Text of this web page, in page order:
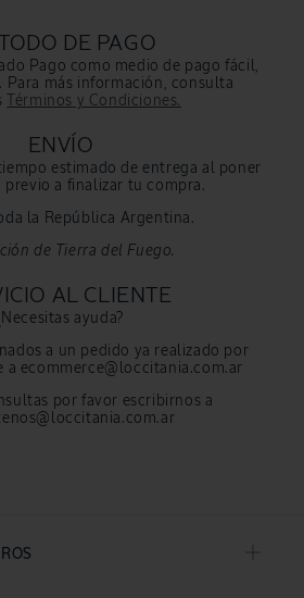
DE PAGO
Pago como medio de pago fácil,
Para más información, consulta
Términos y Condiciones.
ENVÍO
estimado de entrega al poner
a finalizar tu compra.
la República Argentina.
de Tierra del Fuego.
AL CLIENTE
ayuda?
a un pedido ya realizado por
a ecommerce@loccitania.com.ar
por favor escribirnos a